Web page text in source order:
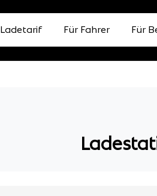
Ladetarif Für Fahrer Für